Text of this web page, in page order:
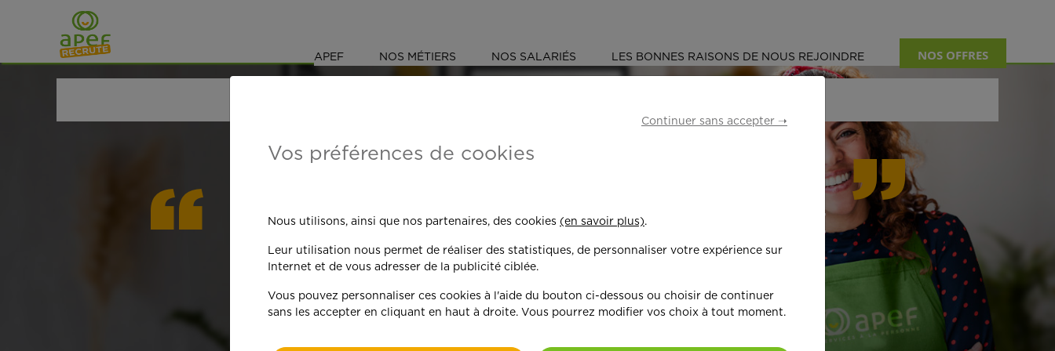
Navigation
Saut au contenu
APEF NOS MÉTIERS NOS SALARIÉS LES BONNES RAISONS DE NOUS REJOINDRE NOS OFFRES
On est toujours plus performant
quand on y met du cœur !
Continuer sans accepter ➝
Vos préférences de cookies
Nous utilisons, ainsi que nos partenaires, des cookies (en savoir plus).
Leur utilisation nous permet de réaliser des statistiques, de personnaliser votre expérience sur
Internet et de vous adresser de la publicité ciblée.
Vous pouvez personnaliser ces cookies à l'aide du bouton ci-dessous ou choisir de continuer
sans les accepter en cliquant en haut à droite. Vous pourrez modifier vos choix à tout moment.